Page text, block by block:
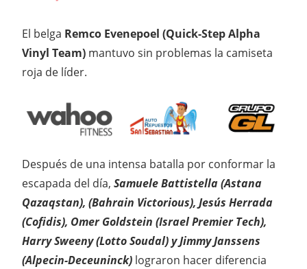
El belga Remco Evenepoel (Quick-Step Alpha
Vinyl Team) mantuvo sin problemas la camiseta
roja de líder.
Después de una intensa batalla por conformar la
escapada del día, Samuele Battistella (Astana
Qazaqstan), (Bahrain Victorious), Jesús Herrada
(Cofidis), Omer Goldstein (Israel Premier Tech),
Harry Sweeny (Lotto Soudal) y Jimmy Janssens
(Alpecin-Deceuninck) lograron hacer diferencia